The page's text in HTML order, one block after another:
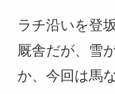
ラチ沿いを登
厩舎だが、雪
か、今回は馬